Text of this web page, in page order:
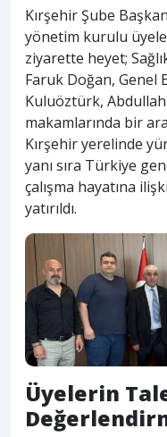
Kırşehir Şube
yönetim kurulu
ziyarette heyet;
Faruk Doğan, Genel
Kuluöztürk,
makamlarında bir
Kırşehir yerelinde
yanı sıra Türkiye
çalışma hayatına
yatırıldı.
Üyelerin